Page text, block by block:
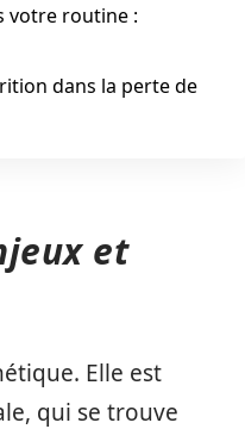
votre routine :
dans la perte de
et
Elle est
qui se trouve